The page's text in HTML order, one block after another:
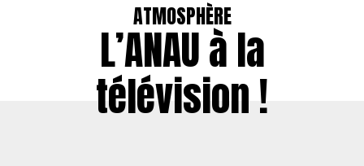
ATMOSPHÈRE
L’ANAU à la
télévision !